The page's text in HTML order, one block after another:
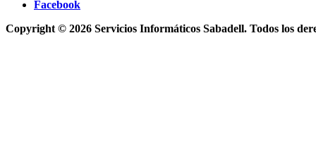
Facebook
Copyright © 2026 Servicios Informáticos Sabadell. Todos los